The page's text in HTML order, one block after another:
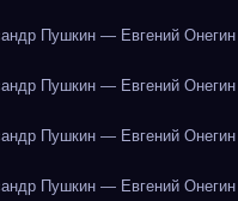
Пушкин — Евгений Онегин
Пушкин — Евгений Онегин
Пушкин — Евгений Онегин
Пушкин — Евгений Онегин